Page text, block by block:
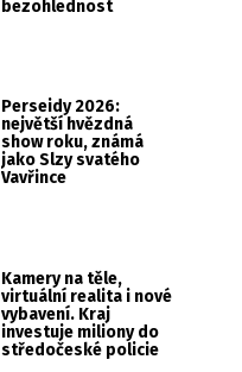
bezohlednost
Perseidy 2026:
největší hvězdná
show roku, známá
jako Slzy svatého
Vavřince
Kamery na těle,
virtuální realita i nové
vybavení. Kraj
investuje miliony do
středočeské policie